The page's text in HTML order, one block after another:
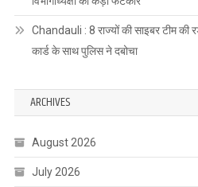
Chandauli : 8 राज्यों की साइबर टीम की
कार्ड के साथ पुलिस ने दबोचा
ARCHIVES
August 2026
July 2026